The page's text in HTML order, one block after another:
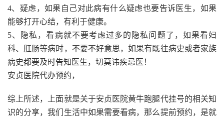
4、疑虑，如果自己对此病有什么疑虑也要告诉医生，如果
能够打开心结，有利于健康。
5、隐私，看病就不要考虑过多的隐私问题了，如果看妇
科、肛肠等病时，不要不好意思，如果有既往病史或者家族
病史都要及时告知医生，切莫讳疾忌医！
安贞医院代办预约，
综上所述，上面就是关于安贞医院黄牛跑腿代挂号的相关知
识的分享，我们生活中如果需要看病，那么提前预约，是就